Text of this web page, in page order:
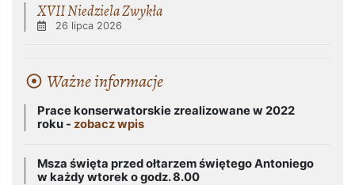
XVII Niedziela Zwykła
26 lipca 2026
Ważne informacje
Prace konserwatorskie zrealizowane w 2022
roku - zobacz wpis
Msza święta przed ołtarzem świętego Antoniego
w każdy wtorek o godz. 8.00